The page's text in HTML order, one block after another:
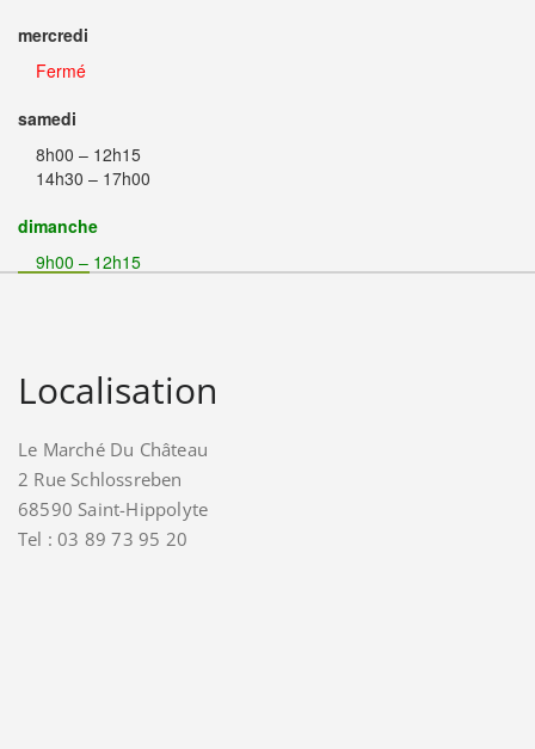
mercredi
Fermé
samedi
8h00 – 12h15
14h30 – 17h00
dimanche
9h00 – 12h15
Localisation
Le Marché Du Château
2 Rue Schlossreben
68590 Saint-Hippolyte
Tel : 03 89 73 95 20